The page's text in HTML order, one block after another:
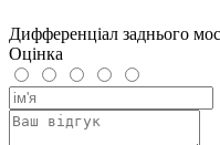
Дифференціал заднього
Оцінка